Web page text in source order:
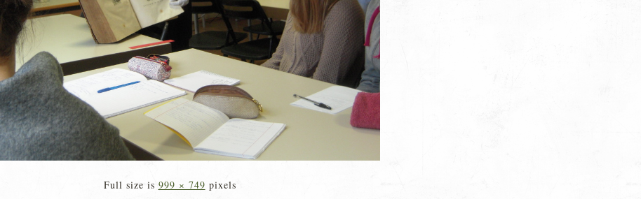
Full size is 999 × 749 pixels